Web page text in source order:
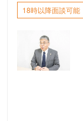
18時以降面談可能